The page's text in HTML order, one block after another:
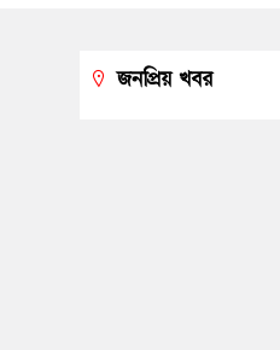
জনপ্রিয় খবর